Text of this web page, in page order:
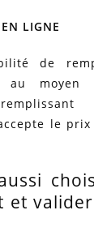
LIGNE
de
au moyen
le
et